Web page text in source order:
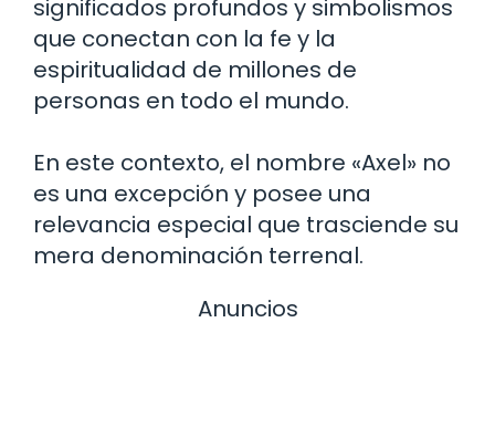
significados profundos y simbolismos
que conectan con la fe y la
espiritualidad de millones de
personas en todo el mundo.
En este contexto, el nombre «Axel» no
es una excepción y posee una
relevancia especial que trasciende su
mera denominación terrenal.
Anuncios